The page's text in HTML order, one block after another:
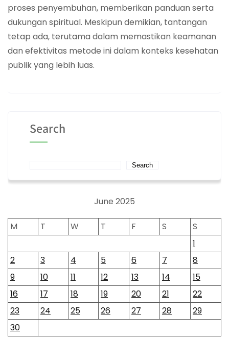
proses penyembuhan, memberikan panduan serta
dukungan spiritual. Meskipun demikian, tantangan
tetap ada, terutama dalam memastikan keamanan
dan efektivitas metode ini dalam konteks kesehatan
publik yang lebih luas.
Search
Search
June 2025
M T W T F S
S
1
2
3 4 5 6 7
8
9
10 11 12 13 14
15
16
17 18 19 20 21
22
23
24 25 26 27 28
29
30